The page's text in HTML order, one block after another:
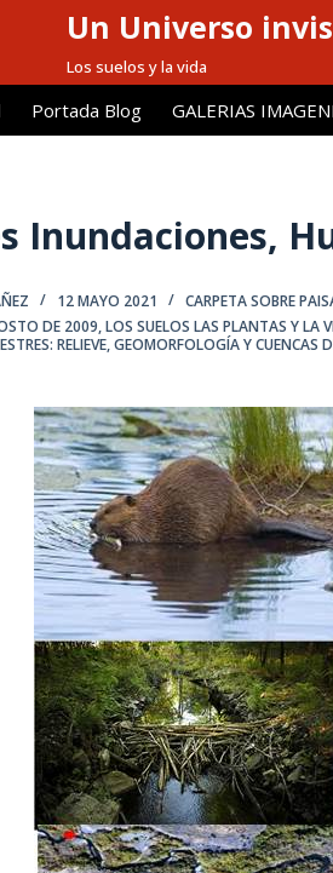
Un Universo
Los suelos y la vida
Portada Blog GALERIAS
Inundaciones,
12 MAYO 2021 CARPETA SOBRE
DE 2009,LOS SUELOS LAS PLANTAS Y LA
RELIEVE, GEOMORFOLOGÍA Y CUENCAS